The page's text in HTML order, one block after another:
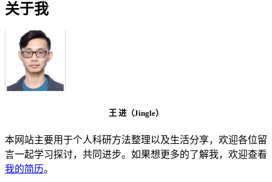
关于我
王 进（Jingle）
本网站主要用于个人科研方法整理以及生活分享，欢迎各位留
言一起学习探讨，共同进步。如果想更多的了解我，欢迎查看
我的简历。